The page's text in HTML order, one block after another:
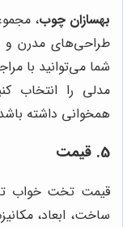
بهسازان چوب،
طراحی‌های مدرن و
شما می‌توانید با
مدلی را انتخاب
همخوانی داشته
5. قیمت
قیمت تخت خواب
ساخت، ابعاد،